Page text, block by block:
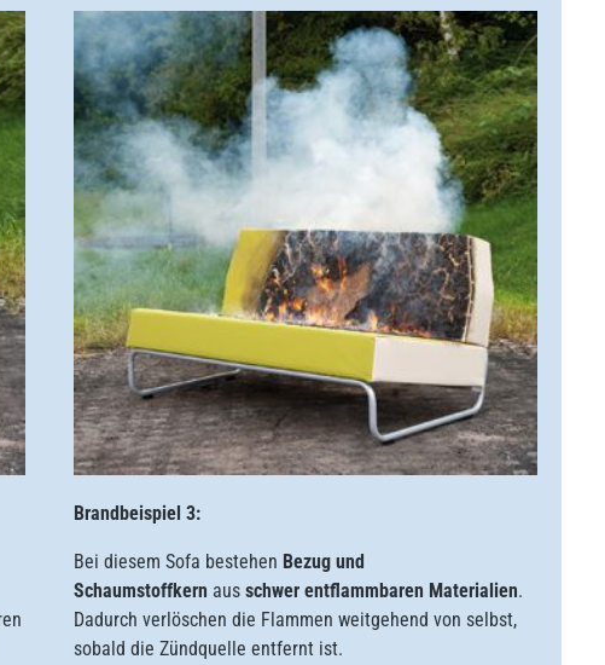
Brandbeispiel 3:
Bei diesem Sofa bestehen Bezug und
Schaumstoffkern aus schwer entflammbaren Materialien.
Dadurch verlöschen die Flammen weitgehend von selbst,
sobald die Zündquelle entfernt ist.